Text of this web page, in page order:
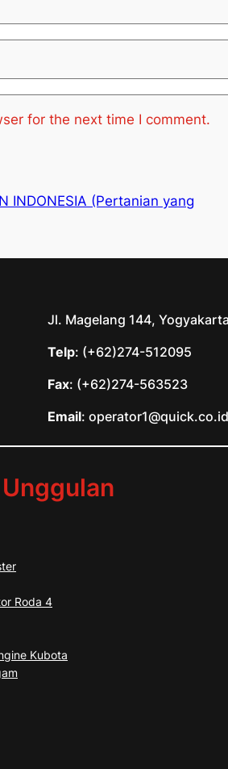
for the next time I comment.
INDONESIA (Pertanian yang
Jl. Magelang 144,
Telp: (+62)274-512095
Fax: (+62)274-563523
Email: operator1@quick.co.id
Roda 4
Kubota